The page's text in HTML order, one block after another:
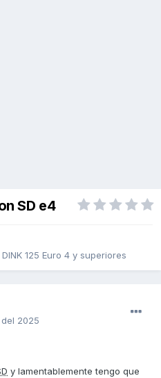
SD e4
DINK 125 Euro 4 y superiores
2025
y lamentablemente tengo que